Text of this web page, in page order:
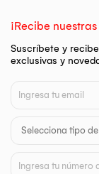
¡Recibe
Suscríbete y
exclusivas y